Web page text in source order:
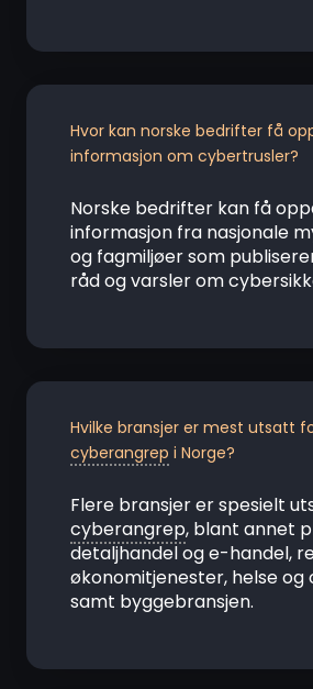
Hvor kan norske bedrifter få
informasjon om cybertrusler?
Norske bedrifter kan få
informasjon fra nasjonale
og fagmiljøer som
råd og varsler om
Hvilke bransjer er mest utsatt
cyberangrep i Norge?
Flere bransjer er spesielt
cyberangrep, blant annet
detaljhandel og e-handel,
økonomitjenester, helse og
samt byggebransjen.